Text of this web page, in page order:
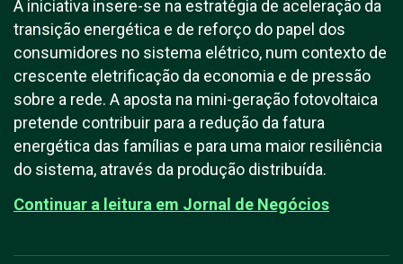
A iniciativa insere-se na estratégia de aceleração da
transição energética e de reforço do papel dos
consumidores no sistema elétrico, num contexto de
crescente eletrificação da economia e de pressão
sobre a rede. A aposta na mini-geração fotovoltaica
pretende contribuir para a redução da fatura
energética das famílias e para uma maior resiliência
do sistema, através da produção distribuída.
Continuar a leitura em Jornal de Negócios